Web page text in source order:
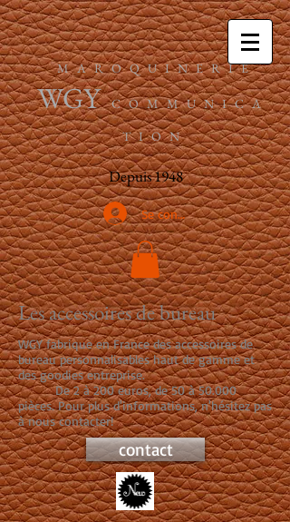
M A R O Q U I N E R I E
WGY
C O M M U N I C A
T I O N
Depuis1948
Se connecter
Les accessoires de bureau
WGY fabrique en France des accessoires de
bureau personnalisables haut de gamme et
des goodies entreprise.
De 2 à 200 euros, de 50 à 50.000
pièces. Pour plus d'informations, n'hésitez pas
à nous contacter!
contact